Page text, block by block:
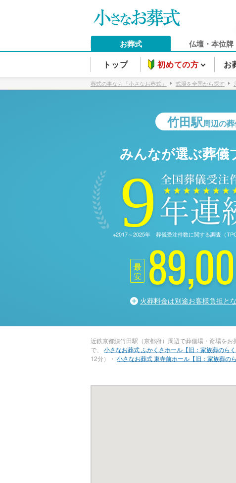
お葬式 仏壇・本位牌
トップ 初めての方 お
葬式の事なら「小さなお葬式」 式場を全国から探す
竹田駅周辺の
みんなが選ぶ葬儀
9
※2017～2025年 葬儀受注件数に関する調査（
最
安
火葬料金は別途お客様負担と
近鉄京都線竹田駅（京都府）周辺で葬儀場・斎場を
で、 小さなお葬式 ふかくさホール【旧：家族葬のら
12分）・ 小さなお葬式 東寺前ホール【旧：家族葬の